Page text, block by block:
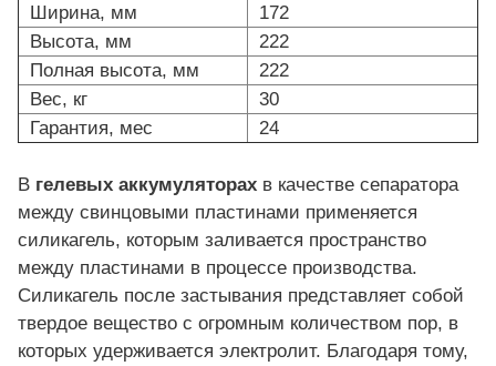
Ширина, мм
172
Высота, мм
222
Полная высота, мм
222
Вес, кг
30
Гарантия, мес
24
В гелевых аккумуляторах в качестве сепаратора
между свинцовыми пластинами применяется
силикагель, которым заливается пространство
между пластинами в процессе производства.
Силикагель после застывания представляет собой
твердое вещество с огромным количеством пор, в
которых удерживается электролит. Благодаря тому,